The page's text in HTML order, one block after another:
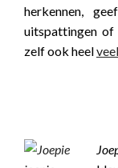
herkennen,
uitspattingen of
zelf ook heel